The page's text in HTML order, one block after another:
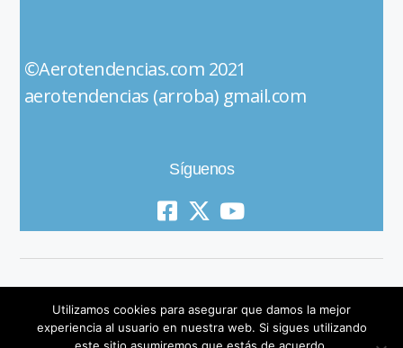
©Aerotendencias.com 2021
aerotendencias (arroba) gmail.com
Síguenos
Utilizamos cookies para asegurar que damos la mejor
experiencia al usuario en nuestra web. Si sigues utilizando